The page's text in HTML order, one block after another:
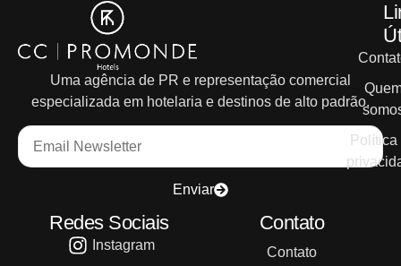
Uma agência de PR e representação comercial
especializada em hotelaria e destinos de alto padrão.
Enviar
Política
Redes Sociais
Instagram
Contato
Contato